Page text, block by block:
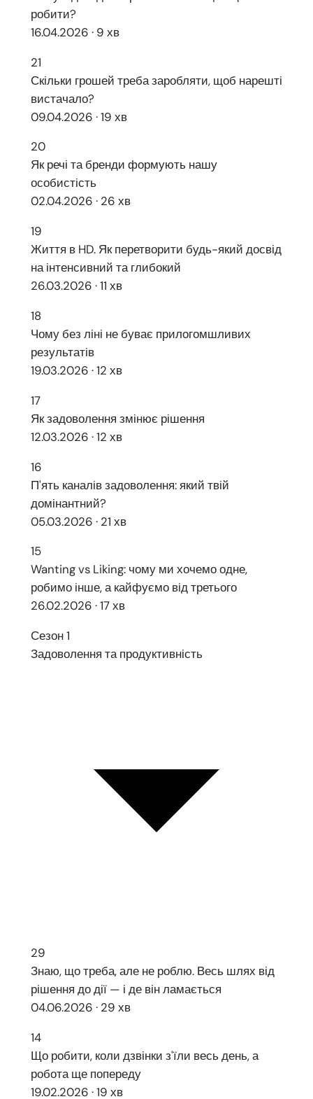
робити?
16.04.2026 · 9 хв
21
Скільки грошей треба заробляти, щоб нарешті
вистачало?
09.04.2026 · 19 хв
20
Як речі та бренди формують нашу
особистість
02.04.2026 · 26 хв
19
Життя в HD. Як перетворити будь-який досвід
на інтенсивний та глибокий
26.03.2026 · 11 хв
18
Чому без ліні не буває прилогомшливих
результатів
19.03.2026 · 12 хв
17
Як задоволення змінює рішення
12.03.2026 · 12 хв
16
П'ять каналів задоволення: який твій
домінантний?
05.03.2026 · 21 хв
15
Wanting vs Liking: чому ми хочемо одне,
робимо інше, а кайфуємо від третього
26.02.2026 · 17 хв
Сезон 1
Задоволення та продуктивність
29
Знаю, що треба, але не роблю. Весь шлях від
рішення до дії — і де він ламається
04.06.2026 · 29 хв
14
Що робити, коли дзвінки з'їли весь день, а
робота ще попереду
19.02.2026 · 19 хв